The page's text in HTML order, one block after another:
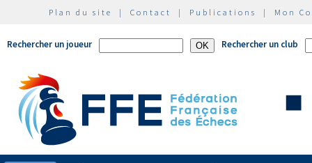
Plan du site | Contact | Publications | Mon
Rechercher un joueur Rechercher un club